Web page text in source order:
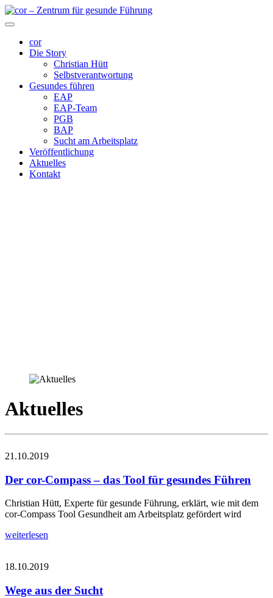
cor
Die Story
Christian Hütt
Selbstverantwortung
Gesundes führen
EAP
EAP-Team
PGB
BAP
Sucht am Arbeitsplatz
Veröffentlichung
Aktuelles
Kontakt
Aktuelles
21.10.2019
Der cor-Compass – das Tool für gesundes Führen
Christian Hütt, Experte für gesunde Führung, erklärt, wie mit dem
cor-Compass Tool Gesundheit am Arbeitsplatz gefördert wird
weiterlesen
18.10.2019
Wege aus der Sucht